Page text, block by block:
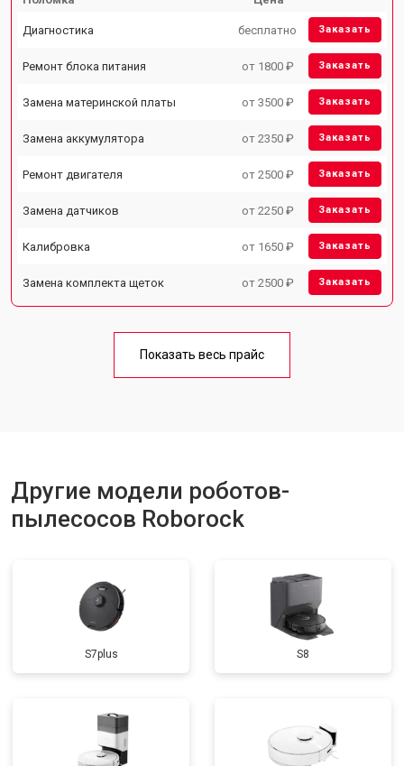
Диагностика бесплатно Заказать
Ремонт блока питания от 1800 ₽ Заказать
Замена материнской платы от 3500 ₽ Заказать
Замена аккумулятора от 2350 ₽ Заказать
Ремонт двигателя от 2500 ₽ Заказать
Замена датчиков от 2250 ₽ Заказать
Калибровка от 1650 ₽ Заказать
Замена комплекта щеток от 2500 ₽ Заказать
Показать весь прайс
Другие модели роботов-
пылесосов Roborock
S7plus S8